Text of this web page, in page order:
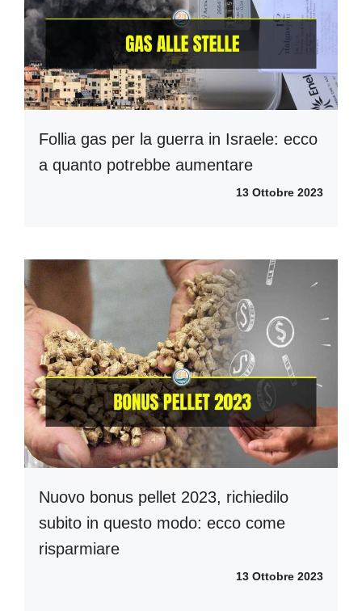
Follia gas per la guerra in Israele: ecco
a quanto potrebbe aumentare
13 Ottobre 2023
Nuovo bonus pellet 2023, richiedilo
subito in questo modo: ecco come
risparmiare
13 Ottobre 2023